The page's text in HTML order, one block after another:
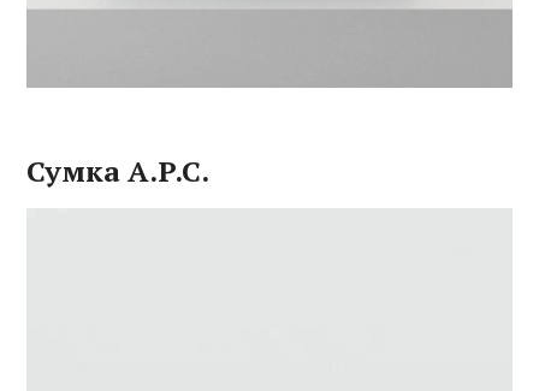
Сумка A.P.C.